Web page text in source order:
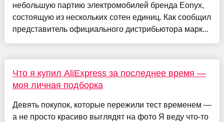
небольшую партию электромобилей бренда Eonyx,
состоящую из нескольких сотен единиц. Как сообщил
представитель официального дистрибьютора марк...
Что я купил AliExpress за последнее время —
моя личная подборка
Девять покупок, которые пережили тест временем —
а не просто красиво выглядят на фото Я веду что-то